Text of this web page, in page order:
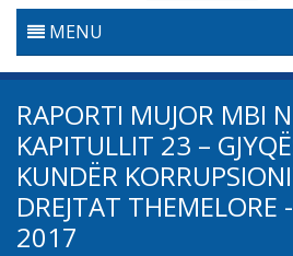
MENU
FILLESTARE
GJYQËSORI
LUFTA KUNDËR KORRUPSIONIT
TË DREJTA THEMELORE
Kërko dokumente
Kërko
Fushë / lëmi
RAPORTI MUJOR MBI
KAPITULLIT 23 –
KUNDËR
DREJTAT THEMELORE
2017